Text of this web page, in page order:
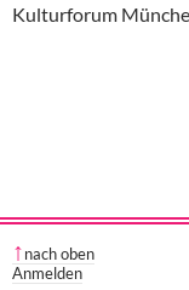
Kulturforum
nach oben
Anmelden